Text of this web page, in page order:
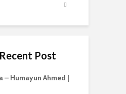
Post
– Humayun Ahmed |